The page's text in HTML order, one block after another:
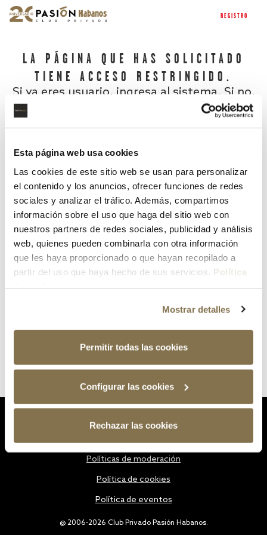
Esta página web usa cookies
Las cookies de este sitio web se usan para personalizar
el contenido y los anuncios, ofrecer funciones de redes
sociales y analizar el tráfico. Además, compartimos
información sobre el uso que haga del sitio web con
nuestros partners de redes sociales, publicidad y análisis
web, quienes pueden combinarla con otra información
que les haya proporcionado o que hayan recopilado a
partir del uso que haya hecho de sus servicios. Política
Mostrar detalles
Permitir todas las cookies
Configurar las cookies
Rechazar las cookies
REGISTRO
LA PÁGINA QUE HAS SOLICITADO
TIENE ACCESO RESTRINGIDO.
Si ya eres usuario, ingresa al sistema. Si no,
¿Has olvidado tu contraseña?
@ 2006-2026 Club Privado Pasión Habanos.
Políticas de moderación
Política de cookies
Política de eventos